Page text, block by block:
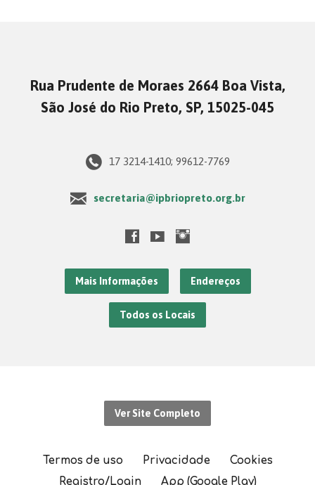
Rua Prudente de Moraes 2664 Boa Vista,
São José do Rio Preto, SP, 15025-045
17 3214-1410; 99612-7769
secretaria@ipbriopreto.org.br
Mais Informações Endereços
Todos os Locais
Ver Site Completo
Termos de uso Privacidade
Cookies
Registro/Login
App (Google Play)